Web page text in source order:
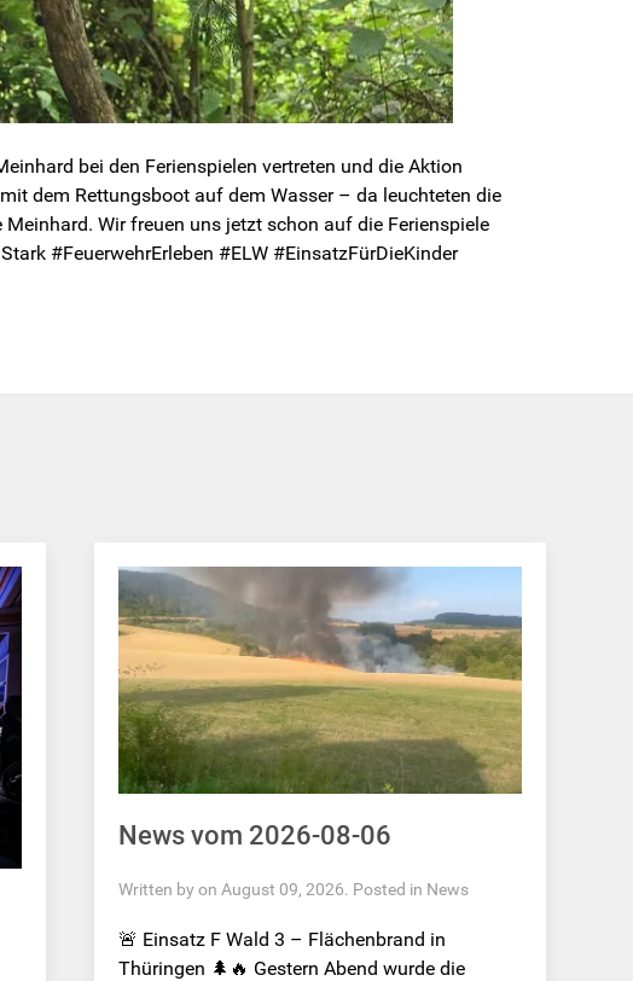
bei den Ferienspielen vertreten und die Aktion
dem Rettungsboot auf dem Wasser – da leuchteten die
Wir freuen uns jetzt schon auf die Ferienspiele
#FeuerwehrErleben #ELW #EinsatzFürDieKinder
News vom 2026-08-06
Written by on August 09, 2026. Posted in News
🚨 Einsatz F Wald 3 – Flächenbrand in
Thüringen 🌲🔥 Gestern Abend wurde die